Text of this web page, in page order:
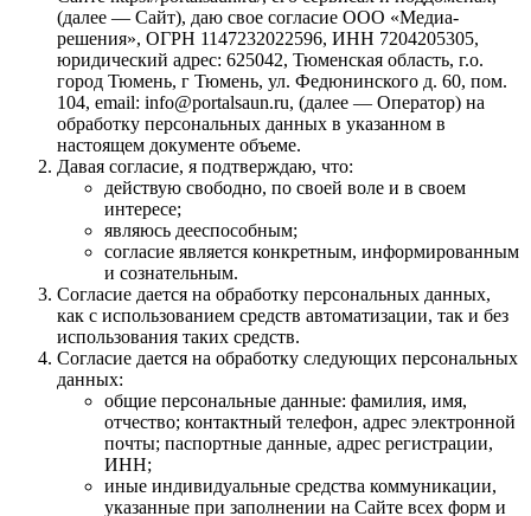
(далее — Сайт), даю свое согласие ООО «Медиа-
решения», ОГРН 1147232022596, ИНН 7204205305,
юридический адрес: 625042, Тюменская область, г.о.
город Тюмень, г Тюмень, ул. Федюнинского д. 60, пом.
104, email: info@portalsaun.ru, (далее — Оператор) на
обработку персональных данных в указанном в
настоящем документе объеме.
Давая согласие, я подтверждаю, что:
действую свободно, по своей воле и в своем
интересе;
являюсь дееспособным;
согласие является конкретным, информированным
и сознательным.
Согласие дается на обработку персональных данных,
как с использованием средств автоматизации, так и без
использования таких средств.
Согласие дается на обработку следующих персональных
данных:
общие персональные данные: фамилия, имя,
отчество; контактный телефон, адрес электронной
почты; паспортные данные, адрес регистрации,
ИНН;
иные индивидуальные средства коммуникации,
указанные при заполнении на Сайте всех форм и